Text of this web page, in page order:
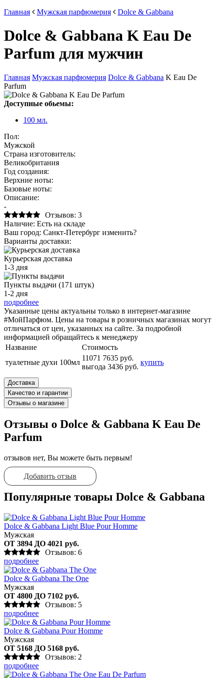
Главная
Мужская парфюмерия Dolce & Gabbana
Dolce & Gabbana K Eau De
Parfum для мужчин
Главная Мужская парфюмерия Dolce & Gabbana K Eau De
Parfum
Доступные обьемы:
100 мл.
Пол:
Мужской
Страна изготовитель:
Великобритания
Год создания:
Верхние ноты:
Базовые ноты:
Описание:
-
Отзывов: 3
Наличие: Есть на складе
Ваш город: Санкт-Петербург изменить?
Варианты доставки:
Курьерская доставка
1-3 дня
Пункты выдачи (171 штук)
1-2 дня
подробнее
Указанные цены актуальны только в интернет-магазине
#МойПарфюм. Цены на товары в розничных магазинах могут
отличаться от цен, указанных на сайте. За подробной
информацией обращайтесь к менеджеру
Название
Стоимость
туалетные духи 100мл
11071 7635 руб.
выгода 3436 руб.
купить
Доставка
Качество и гарантии
Отзывы о магазине
Отзывы о Dolce & Gabbana K Eau De
Parfum
отзывов нет, Вы можете быть первым!
Добавить отзыв
Популярные товары Dolce & Gabbana
Dolce & Gabbana Light Blue Pour Homme
Мужская
ОТ 3894 ДО 4021 руб.
Отзывов: 6
подробнее
Dolce & Gabbana The One
Мужская
ОТ 4800 ДО 7102 руб.
Отзывов: 5
подробнее
Dolce & Gabbana Pour Homme
Мужская
ОТ 5168 ДО 5168 руб.
Отзывов: 2
подробнее